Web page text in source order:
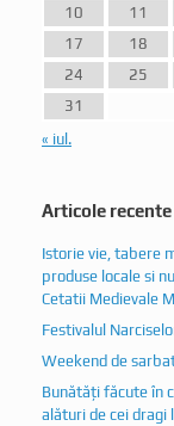
10
11
17
18
24
25
31
« iul.
Articole recente
Istorie vie, tabere
produse locale si
Cetatii Medievale
Festivalul
Weekend de
Bunătăți făcute în
alături de cei dragi